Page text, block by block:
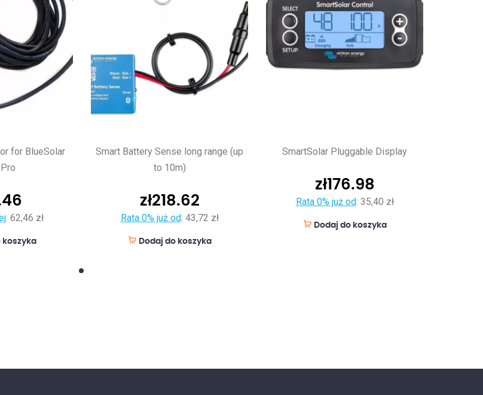
for BlueSolar
: 62,46 zł
koszyka
Smart Battery Sense long range (up
to 10m)
zł218.62
Rata 0% już od: 43,72 zł
Dodaj do koszyka
SmartSolar Pluggable Display
zł176.98
Rata 0% już od: 35,40 zł
Dodaj do koszyka